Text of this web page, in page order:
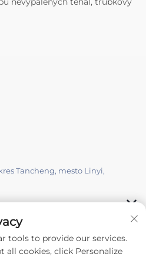
Tancheng, mesto Linyi,
tools to provide our services.
all cookies, click Personalize